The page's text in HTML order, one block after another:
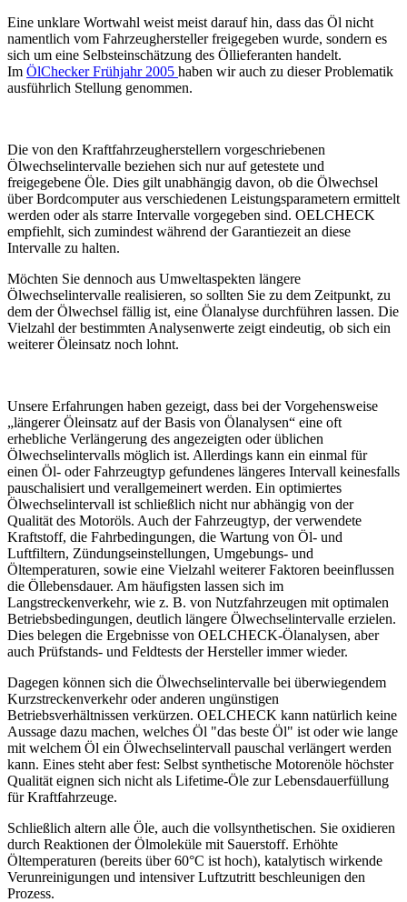
Eine unklare Wortwahl weist meist darauf hin, dass das Öl nicht
namentlich vom Fahrzeughersteller freigegeben wurde, sondern es
sich um eine Selbsteinschätzung des Öllieferanten handelt.
Im ÖlChecker Frühjahr 2005 haben wir auch zu dieser Problematik
ausführlich Stellung genommen.
Die von den Kraftfahrzeugherstellern vorgeschriebenen
Ölwechselintervalle beziehen sich nur auf getestete und
freigegebene Öle. Dies gilt unabhängig davon, ob die Ölwechsel
über Bordcomputer aus verschiedenen Leistungsparametern ermittelt
werden oder als starre Intervalle vorgegeben sind. OELCHECK
empfiehlt, sich zumindest während der Garantiezeit an diese
Intervalle zu halten.
Möchten Sie dennoch aus Umweltaspekten längere
Ölwechselintervalle realisieren, so sollten Sie zu dem Zeitpunkt, zu
dem der Ölwechsel fällig ist, eine Ölanalyse durchführen lassen. Die
Vielzahl der bestimmten Analysenwerte zeigt eindeutig, ob sich ein
weiterer Öleinsatz noch lohnt.
Unsere Erfahrungen haben gezeigt, dass bei der Vorgehensweise
„längerer Öleinsatz auf der Basis von Ölanalysen“ eine oft
erhebliche Verlängerung des angezeigten oder üblichen
Ölwechselintervalls möglich ist. Allerdings kann ein einmal für
einen Öl- oder Fahrzeugtyp gefundenes längeres Intervall keinesfalls
pauschalisiert und verallgemeinert werden. Ein optimiertes
Ölwechselintervall ist schließlich nicht nur abhängig von der
Qualität des Motoröls. Auch der Fahrzeugtyp, der verwendete
Kraftstoff, die Fahrbedingungen, die Wartung von Öl- und
Luftfiltern, Zündungseinstellungen, Umgebungs- und
Öltemperaturen, sowie eine Vielzahl weiterer Faktoren beeinflussen
die Öllebensdauer. Am häufigsten lassen sich im
Langstreckenverkehr, wie z. B. von Nutzfahrzeugen mit optimalen
Betriebsbedingungen, deutlich längere Ölwechselintervalle erzielen.
Dies belegen die Ergebnisse von OELCHECK-Ölanalysen, aber
auch Prüfstands- und Feldtests der Hersteller immer wieder.
Dagegen können sich die Ölwechselintervalle bei überwiegendem
Kurzstreckenverkehr oder anderen ungünstigen
Betriebsverhältnissen verkürzen. OELCHECK kann natürlich keine
Aussage dazu machen, welches Öl "das beste Öl" ist oder wie lange
mit welchem Öl ein Ölwechselintervall pauschal verlängert werden
kann. Eines steht aber fest: Selbst synthetische Motorenöle höchster
Qualität eignen sich nicht als Lifetime-Öle zur Lebensdauerfüllung
für Kraftfahrzeuge.
Schließlich altern alle Öle, auch die vollsynthetischen. Sie oxidieren
durch Reaktionen der Ölmoleküle mit Sauerstoff. Erhöhte
Öltemperaturen (bereits über 60°C ist hoch), katalytisch wirkende
Verunreinigungen und intensiver Luftzutritt beschleunigen den
Prozess.